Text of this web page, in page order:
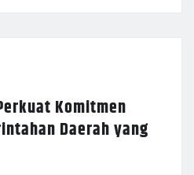
Komitmen
Daerah yang